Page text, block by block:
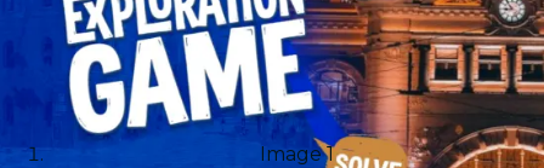
Image 1